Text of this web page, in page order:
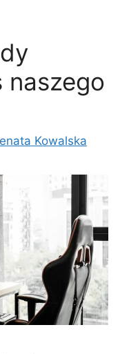
naszego
Kowalska